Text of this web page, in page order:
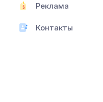
Реклама
Контакты